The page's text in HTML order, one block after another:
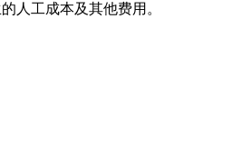
人工成本及其他费用。